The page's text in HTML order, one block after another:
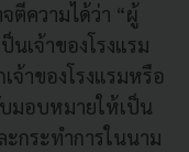
ตีความได้ว่า “ผู้
เจ้าของโรงแรม
จ้าของโรงแรมหรือ
มอบหมายให้เป็น
กระทำการในนาม